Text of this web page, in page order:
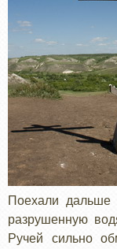
Поехали дальше
разрушенную
Ручей сильно